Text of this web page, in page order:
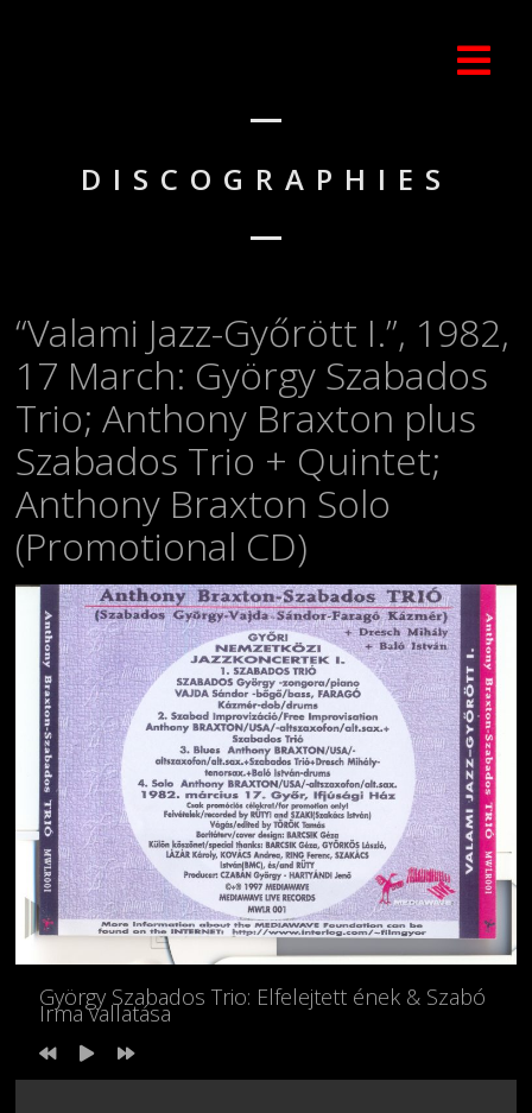
DISCOGRAPHIES
“Valami Jazz-Győrött I.”, 1982,
17 March: György Szabados
Trio; Anthony Braxton plus
Szabados Trio + Quintet;
Anthony Braxton Solo
(Promotional CD)
György Szabados Trio: Elfelejtett ének & Szabó
Irma vallatása